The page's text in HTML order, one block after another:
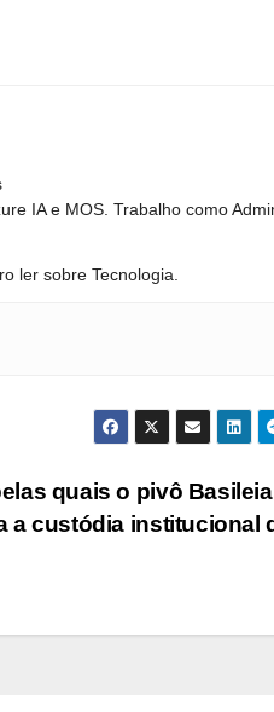
IA e MOS. Trabalho como
ler sobre Tecnologia.
quais o pivô
a custódia institucional